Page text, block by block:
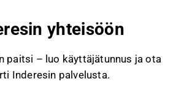
yhteisöön
paitsi – luo käyttäjätunnus ja ota
Inderesin palvelusta.